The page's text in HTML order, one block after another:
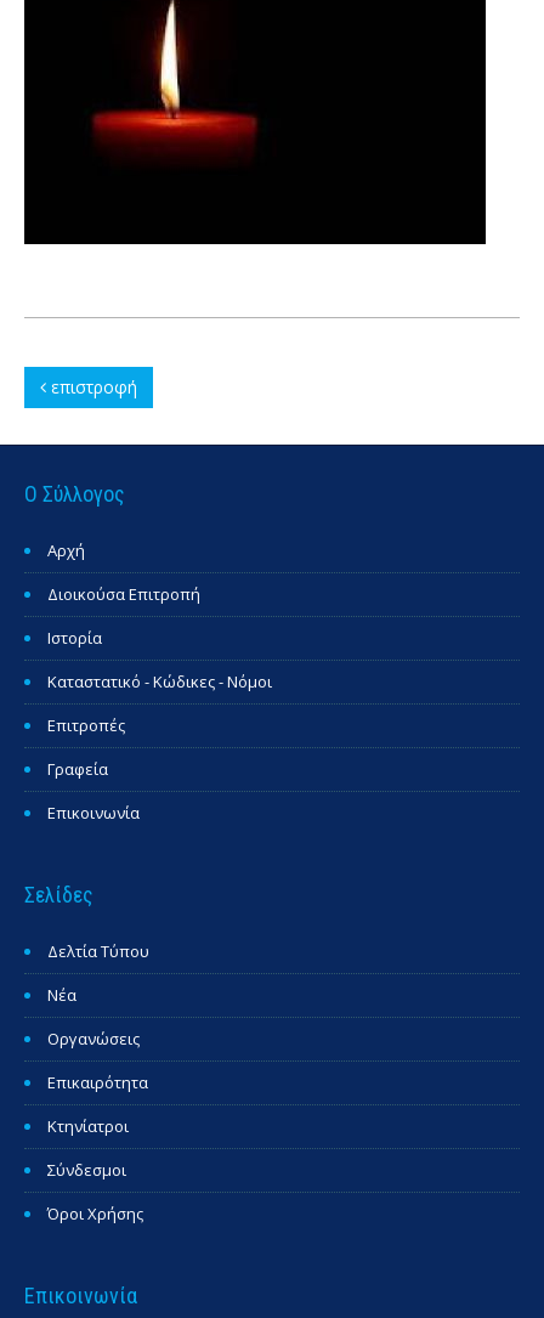
επιστροφή
Ο Σύλλογος
Αρχή
Διοικούσα Επιτροπή
Ιστορία
Καταστατικό - Κώδικες - Νόμοι
Επιτροπές
Γραφεία
Επικοινωνία
Σελίδες
Δελτία Τύπου
Νέα
Οργανώσεις
Επικαιρότητα
Κτηνίατροι
Σύνδεσμοι
Όροι Χρήσης
Επικοινωνία